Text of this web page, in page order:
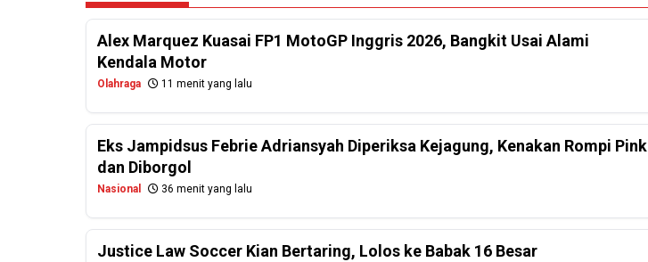
Alex Marquez Kuasai FP1 MotoGP Inggris 2026, Bangkit Usai Alami
Kendala Motor
Olahraga 11 menit yang lalu
Eks Jampidsus Febrie Adriansyah Diperiksa Kejagung, Kenakan Rompi Pink
dan Diborgol
Nasional 36 menit yang lalu
Justice Law Soccer Kian Bertaring, Lolos ke Babak 16 Besar